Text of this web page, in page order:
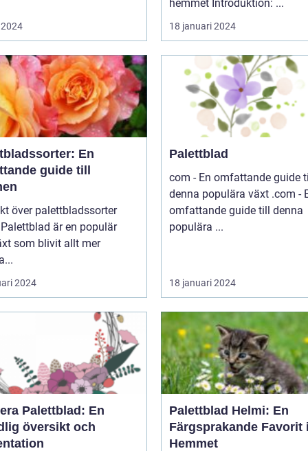
hemmet Introduktion: ...
18 januari 2024
En
guide till
över palettbladssorter
som blivit allt mer
2024
Palettblad
com - En omfattande guide
denna populära växt .com - En
omfattande guide till denna
populära ...
18 januari 2024
Palettblad: En
översikt och
Palettblad Helmi: En
Färgsprakande Favorit
Hemmet